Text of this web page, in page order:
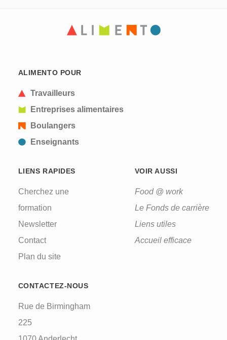
ALIMENTO POUR
Travailleurs
Entreprises alimentaires
Boulangers
Enseignants
LIENS RAPIDES
Cherchez une
formation
Newsletter
Contact
Plan du site
VOIR AUSSI
Food @ work
Le Fonds de carrière
Liens utiles
Accueil efficace
CONTACTEZ-NOUS
Rue de Birmingham
225